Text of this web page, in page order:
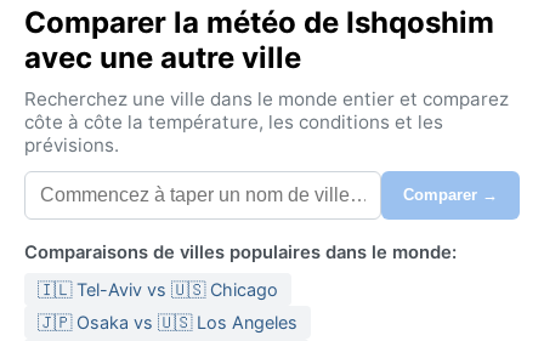
Comparer la météo de Ishqoshim
avec une autre ville
Recherchez une ville dans le monde entier et comparez
côte à côte la température, les conditions et les
prévisions.
Comparer →
Comparaisons de villes populaires dans le monde:
🇮🇱 Tel-Aviv vs 🇺🇸 Chicago
🇯🇵 Osaka vs 🇺🇸 Los Angeles